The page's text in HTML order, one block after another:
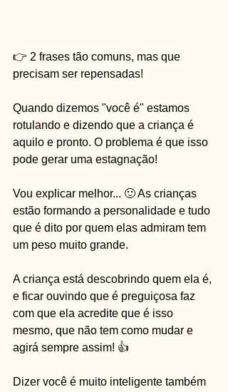
👉 2 frases tão comuns, mas que
precisam ser repensadas!
Quando dizemos "você é" estamos
rotulando e dizendo que a criança é
aquilo e pronto. O problema é que isso
pode gerar uma estagnação!
Vou explicar melhor... 🙂 As crianças
estão formando a personalidade e tudo
que é dito por quem elas admiram tem
um peso muito grande.
A criança está descobrindo quem ela é,
e ficar ouvindo que é preguiçosa faz
com que ela acredite que é isso
mesmo, que não tem como mudar e
agirá sempre assim! 👍
Dizer você é muito inteligente também